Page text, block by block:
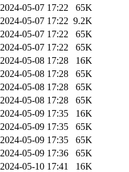
2024-05-07 17:22
65K
2024-05-07 17:22 9.2K
2024-05-07 17:22
65K
2024-05-07 17:22
65K
2024-05-08 17:28
16K
2024-05-08 17:28
65K
2024-05-08 17:28
65K
2024-05-08 17:28
65K
2024-05-09 17:35
16K
2024-05-09 17:35
65K
2024-05-09 17:35
65K
2024-05-09 17:36
65K
2024-05-10 17:41
16K